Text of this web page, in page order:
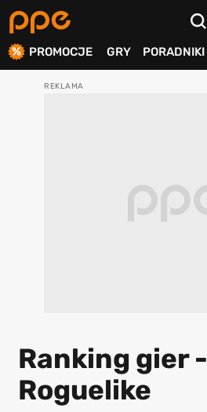
PROMOCJE GRY PORADNIKI
Ranking gier -
Roguelike